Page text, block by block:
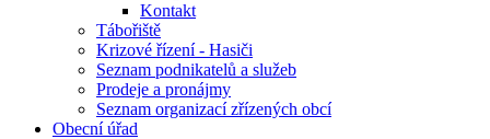
Kontakt
Tábořiště
Krizové řízení - Hasiči
Seznam podnikatelů a služeb
Prodeje a pronájmy
Seznam organizací zřízených obcí
Obecní úřad